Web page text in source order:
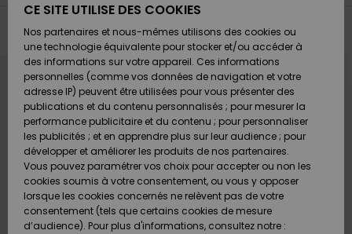
Chaussures
& Tongs
Surf
Snow
Nouveautés
Chaussures
& Tongs
Surf
Snow
Nouveautés
FEMME
A
Découvrir
Snow
SURF
Surf
Shop
Enfant
Highlights
Communauté
SNOW
Snow
Shop
Enfant
Snow
Shop
Femme
A
Découvrir
OUTLET
Enfant
Outlet
Femme
AIDE &
CONTACT
Retours
Paiement
Carte
Cadeau
Quiksilver
Freedom
Protection
Filtrer & Trier 65Resultats
Passer
critères
filtrage
recherche
CE SITE UTILISE DES COOKIES
Nos partenaires et nous-mêmes utilisons des cookies ou
une technologie équivalente pour stocker et/ou accéder à
des informations sur votre appareil. Ces informations
personnelles (comme vos données de navigation et votre
adresse IP) peuvent être utilisées pour vous présenter des
publications et du contenu personnalisés ; pour mesurer la
performance publicitaire et du contenu ; pour personnaliser
les publicités ; et en apprendre plus sur leur audience ; pour
développer et améliorer les produits de nos partenaires.
Vous pouvez paramétrer vos choix pour accepter ou non les
cookies soumis à votre consentement, ou vous y opposer
lorsque les cookies concernés ne relèvent pas de votre
consentement (tels que certains cookies de mesure
d’audience). Pour plus d'informations, consultez notre :